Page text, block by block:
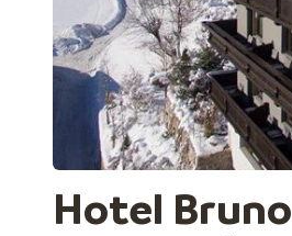
Hotel Bruno